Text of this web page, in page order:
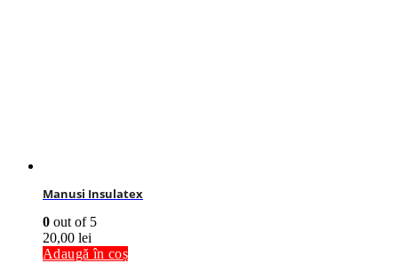
Manusi Insulatex
0 out of 5
20,00 lei
Adaugă în coș